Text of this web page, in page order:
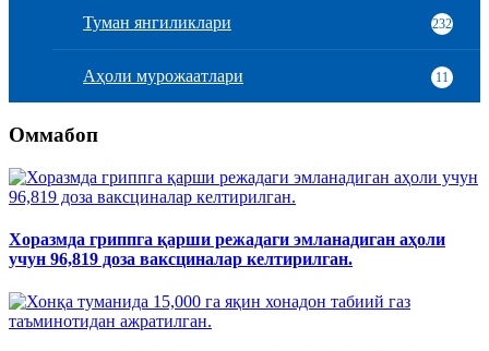
Туман янгиликлари 232
Аҳоли мурожаатлари 11
Оммабоп
Хоразмда гриппга қарши режадаги эмланадиган аҳоли
учун 96,819 доза ваксциналар келтирилган.